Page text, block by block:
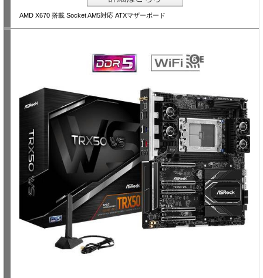
AMD X670 搭載 Socket AM5対応 ATXマザーボード